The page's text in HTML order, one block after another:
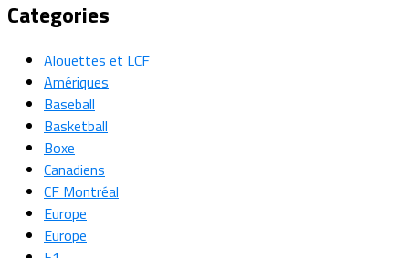
Categories
Alouettes et LCF
Amériques
Baseball
Basketball
Boxe
Canadiens
CF Montréal
Europe
Europe